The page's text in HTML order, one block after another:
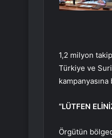
1,2 milyon
Türkiye ve
kampanyasına
“LÜTFEN
Örgütün